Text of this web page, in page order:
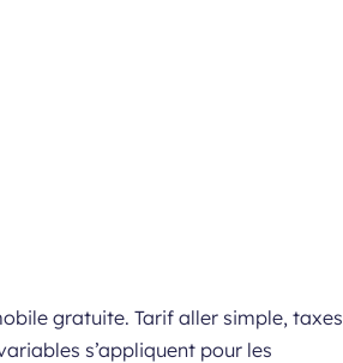
gratuite. Tarif aller simple, taxes
s’appliquent pour les